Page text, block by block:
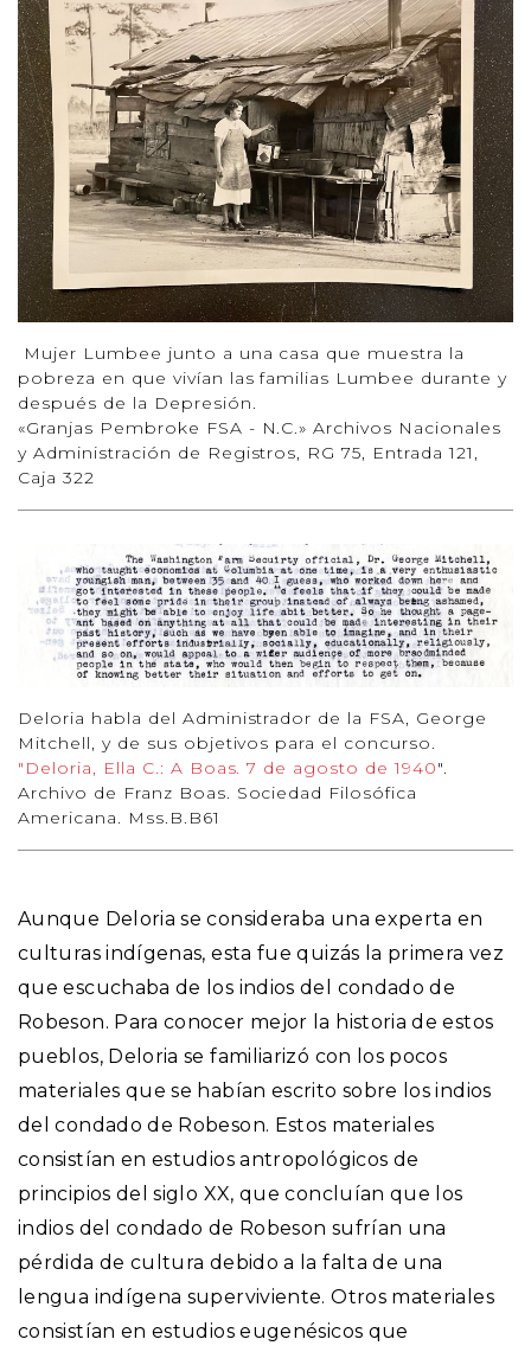
Mujer Lumbee junto a una casa que muestra la
pobreza en que vivían las familias Lumbee durante y
después de la Depresión.
«Granjas Pembroke FSA - N.C.» Archivos Nacionales
y Administración de Registros, RG 75, Entrada 121,
Caja 322
Deloria habla del Administrador de la FSA, George
Mitchell, y de sus objetivos para el concurso.
"Deloria, Ella C.: A Boas. 7 de agosto de 1940".
Archivo de Franz Boas. Sociedad Filosófica
Americana. Mss.B.B61
Aunque Deloria se consideraba una experta en
culturas indígenas, esta fue quizás la primera vez
que escuchaba de los indios del condado de
Robeson. Para conocer mejor la historia de estos
pueblos, Deloria se familiarizó con los pocos
materiales que se habían escrito sobre los indios
del condado de Robeson. Estos materiales
consistían en estudios antropológicos de
principios del siglo XX, que concluían que los
indios del condado de Robeson sufrían una
pérdida de cultura debido a la falta de una
lengua indígena superviviente. Otros materiales
consistían en estudios eugenésicos que